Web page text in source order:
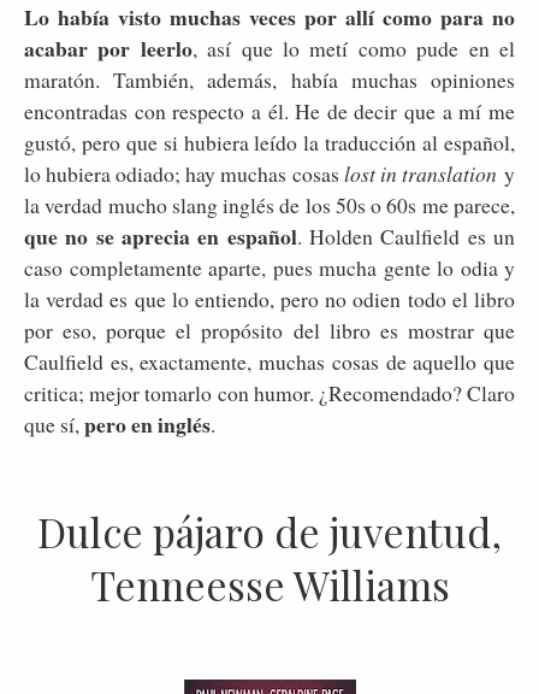
Lo había visto muchas veces por allí como para no
acabar por leerlo, así que lo metí como pude en el
maratón. También, además, había muchas opiniones
encontradas con respecto a él. He de decir que a mí me
gustó, pero que si hubiera leído la traducción al español,
lo hubiera odiado; hay muchas cosas lost in translation y
la verdad mucho slang inglés de los 50s o 60s me parece,
que no se aprecia en español. Holden Caulfield es un
caso completamente aparte, pues mucha gente lo odia y
la verdad es que lo entiendo, pero no odien todo el libro
por eso, porque el propósito del libro es mostrar que
Caulfield es, exactamente, muchas cosas de aquello que
critica; mejor tomarlo con humor. ¿Recomendado? Claro
que sí,pero en inglés.
Dulce pájaro de juventud,
Tenneesse Williams